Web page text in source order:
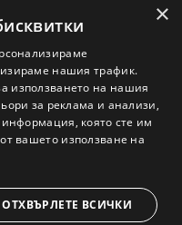
Заяви оглед
за "бисквитки"
Website byKipo& VJSoft
×
нашия трафик.
използването на нашия
за реклама и анализи,
която сте им
вашето използване на
ОТХВЪРЛЕТЕ ВСИЧКИ